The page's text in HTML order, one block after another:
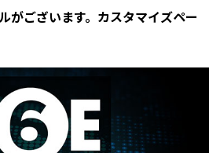
がございます。カスタマイズペー